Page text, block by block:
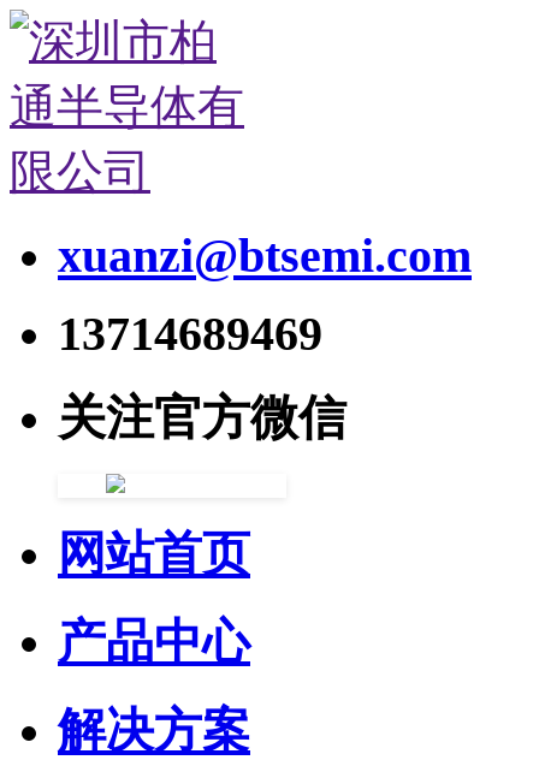
xuanzi@btsemi.com
13714689469
关注官方微信
网站首页
产品中心
解决方案